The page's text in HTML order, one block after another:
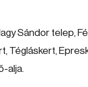
Sándor telep,
Tégláskert,
alja.